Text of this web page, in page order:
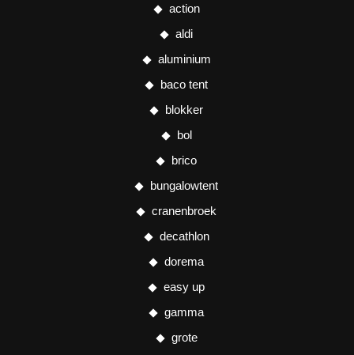
action
aldi
aluminium
baco tent
blokker
bol
brico
bungalowtent
cranenbroek
decathlon
dorema
easy up
gamma
grote